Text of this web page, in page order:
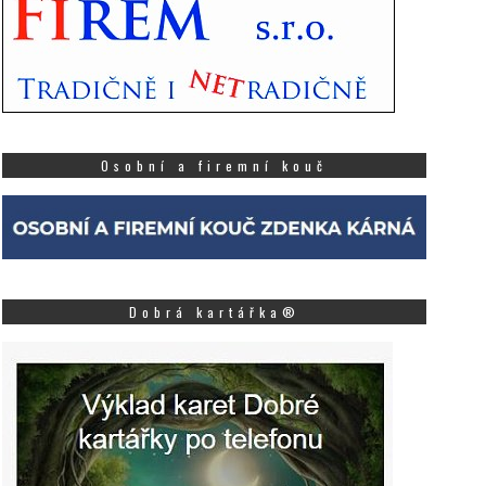
mohou symbolicky roz...Více
Osobní a firemní kouč
Dobrá kartářka®